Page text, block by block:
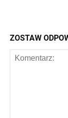
ZOSTAW